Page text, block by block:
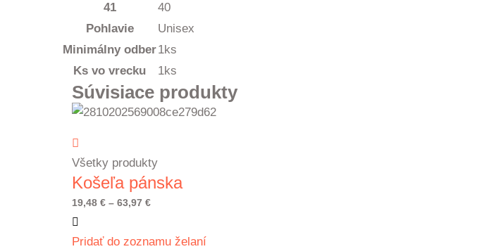
41
40
Pohlavie
Unisex
Minimálny odber1ks
Ks vo vrecku
1ks
Súvisiace produkty
Všetky produkty
Košeľa pánska
19,48 € – 63,97 €Price
19,48 €
Pridať do zoznamu želaní